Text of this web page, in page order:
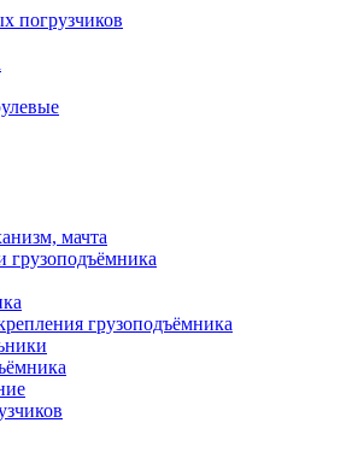
погрузчиков
мачта
грузоподъёмника